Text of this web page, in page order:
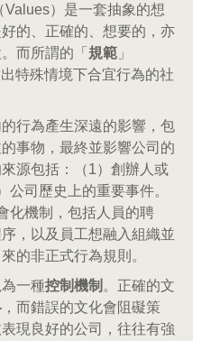
Values）是一套抽象的想
的、正確的、想要的，亦
而所謂的「 規範 」
特殊情境下合宜行為的社
行為產生深遠的影響，包
事物，最終並影響公司的
源包括：（1）創辦人或
司歷史上的重要事件。
化機制，包括人員的聘
，以及員工想融入組織並
的非正式行為規則。
一種控制機制 。正確的文
，而錯誤的文化會阻礙策
現良好的公司，往往有強